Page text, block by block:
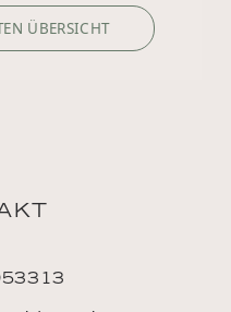
ÜBERSICHT